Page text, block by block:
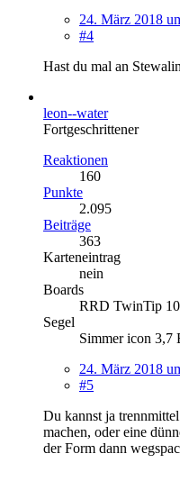
24. März 2018
#4
Hast du mal an
leon--water
Fortgeschrittener
Reaktionen
160
Punkte
2.095
Beiträge
363
Karteneintrag
nein
Boards
RRD TwinTip
Segel
Simmer icon 3,7
24. März 2018
#5
Du kannst ja
machen, oder eine
der Form dann